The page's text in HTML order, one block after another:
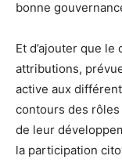
bonne
Et d’ajouter que
attributions,
active aux
contours des
de leur
la participation